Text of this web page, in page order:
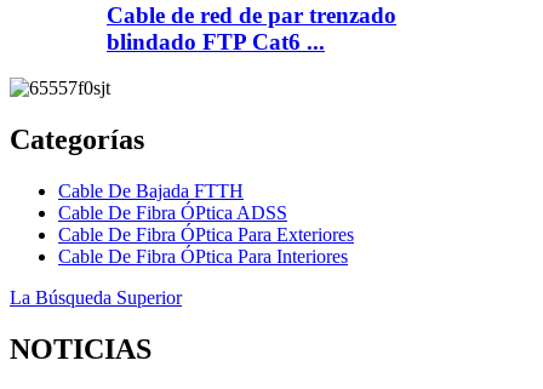
Cable de red de par trenzado
blindado FTP Cat6 ...
Categorías
Cable De Bajada FTTH
Cable De Fibra ÓPtica ADSS
Cable De Fibra ÓPtica Para Exteriores
Cable De Fibra ÓPtica Para Interiores
La Búsqueda Superior
NOTICIAS